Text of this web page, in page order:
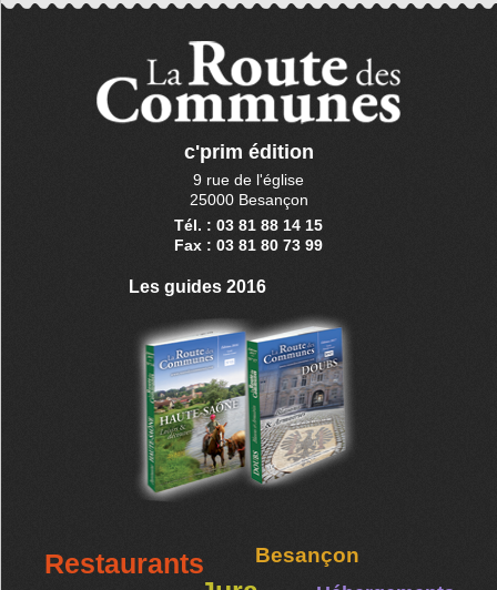
c'prim édition
9 rue de l'église
25000 Besançon
Tél. : 03 81 88 14 15
Fax : 03 81 80 73 99
Les guides 2016
Restaurants Besançon